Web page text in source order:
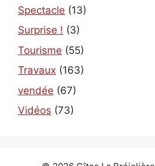
Spectacle (13)
Surprise ! (3)
Tourisme (55)
Travaux (163)
vendée (67)
Vidéos (73)